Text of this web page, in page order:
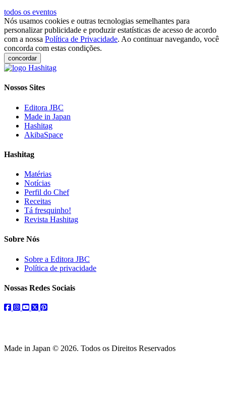
todos os eventos
Nós usamos cookies e outras tecnologias semelhantes para
personalizar publicidade e produzir estatísticas de acesso de acordo
com a nossa Política de Privacidade. Ao continuar navegando, você
concorda com estas condições.
concordar
Nossos Sites
Editora JBC
Made in Japan
Hashitag
AkibaSpace
Hashitag
Matérias
Notícias
Perfil do Chef
Receitas
Tá fresquinho!
Revista Hashitag
Sobre Nós
Sobre a Editora JBC
Política de privacidade
Nossas Redes Sociais
facebook
instagram
youtube
twitterpinterest
Made in Japan © 2026. Todos os Direitos Reservados